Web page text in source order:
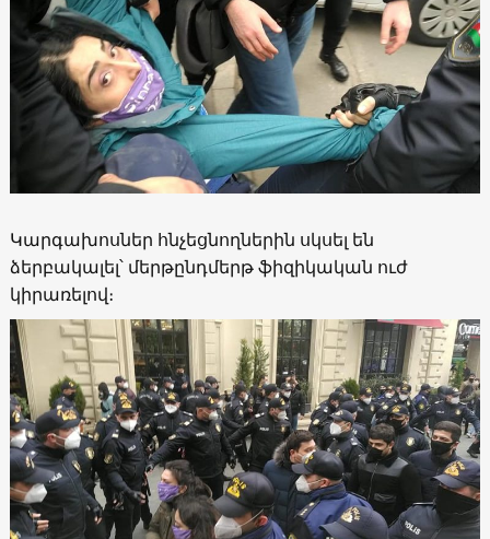
Կարգախոսներ հնչեցնողներին սկսել են
ձերբակալել՝ մերթընդմերթ ֆիզիկական ուժ
կիրառելով։